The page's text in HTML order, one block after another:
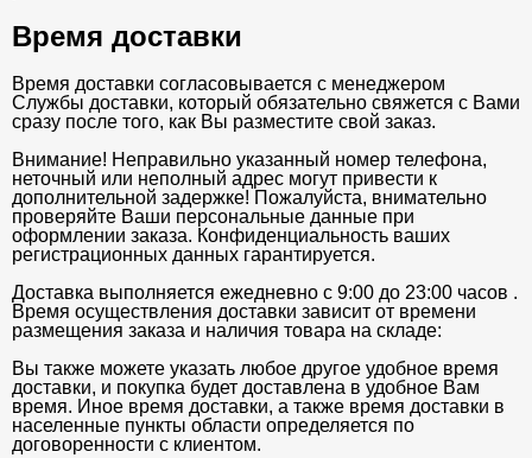
Время доставки
Время доставки согласовывается с менеджером
Службы доставки, который обязательно свяжется с Вами
сразу после того, как Вы разместите свой заказ.
Внимание! Неправильно указанный номер телефона,
неточный или неполный адрес могут привести к
дополнительной задержке! Пожалуйста, внимательно
проверяйте Ваши персональные данные при
оформлении заказа. Конфиденциальность ваших
регистрационных данных гарантируется.
Доставка выполняется ежедневно с 9:00 до 23:00 часов .
Время осуществления доставки зависит от времени
размещения заказа и наличия товара на складе:
Вы также можете указать любое другое удобное время
доставки, и покупка будет доставлена в удобное Вам
время. Иное время доставки, а также время доставки в
населенные пункты области определяется по
договоренности с клиентом.